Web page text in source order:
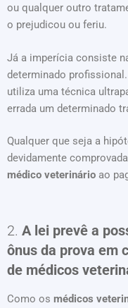
ou qualquer outro
o prejudicou ou feriu.
Já a imperícia consiste
determinado
utiliza uma técnica
errada um determinado
Qualquer que seja a
devidamente
médico veterinário ao
2. A lei prevê a
ônus da prova em
de médicos
Como os médicos